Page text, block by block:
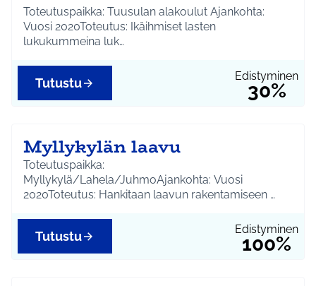
Toteutuspaikka: Tuusulan alakoulut Ajankohta:
Vuosi 2020Toteutus: Ikäihmiset lasten
lukukummeina luk…
Edistyminen
30%
Tutustu
Myllykylän laavu
Toteutuspaikka:
Myllykylä/Lahela/JuhmoAjankohta: Vuosi
2020Toteutus: Hankitaan laavun rakentamiseen …
Edistyminen
100%
Tutustu